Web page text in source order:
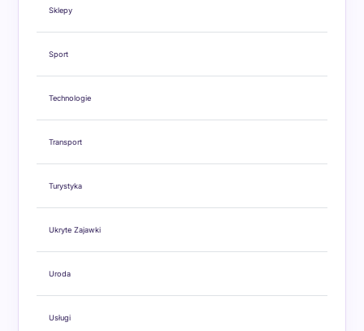
Sklepy
Sport
Technologie
Transport
Turystyka
Ukryte Zajawki
Uroda
Usługi